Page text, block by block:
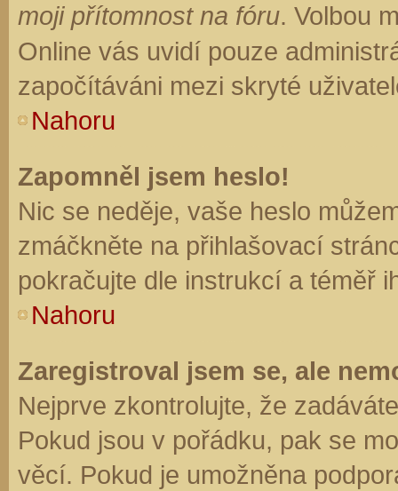
moji přítomnost na fóru. Volbou
Online vás uvidí pouze
započítáváni mezi skryté
Nahoru
Zapomněl jsem heslo!
Nic se neděje, vaše heslo
zmáčkněte na přihlašovací
pokračujte dle instrukcí a téměř
Nahoru
Zaregistroval jsem se, ale
Nejprve zkontrolujte, že
Pokud jsou v pořádku, pak se
věcí. Pokud je umožněna